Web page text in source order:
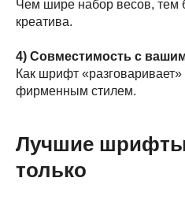
Чем шире набор весов, тем
креатива.
4) Совместимость с
Как шрифт
фирменным стилем.
Лучшие шрифты
только